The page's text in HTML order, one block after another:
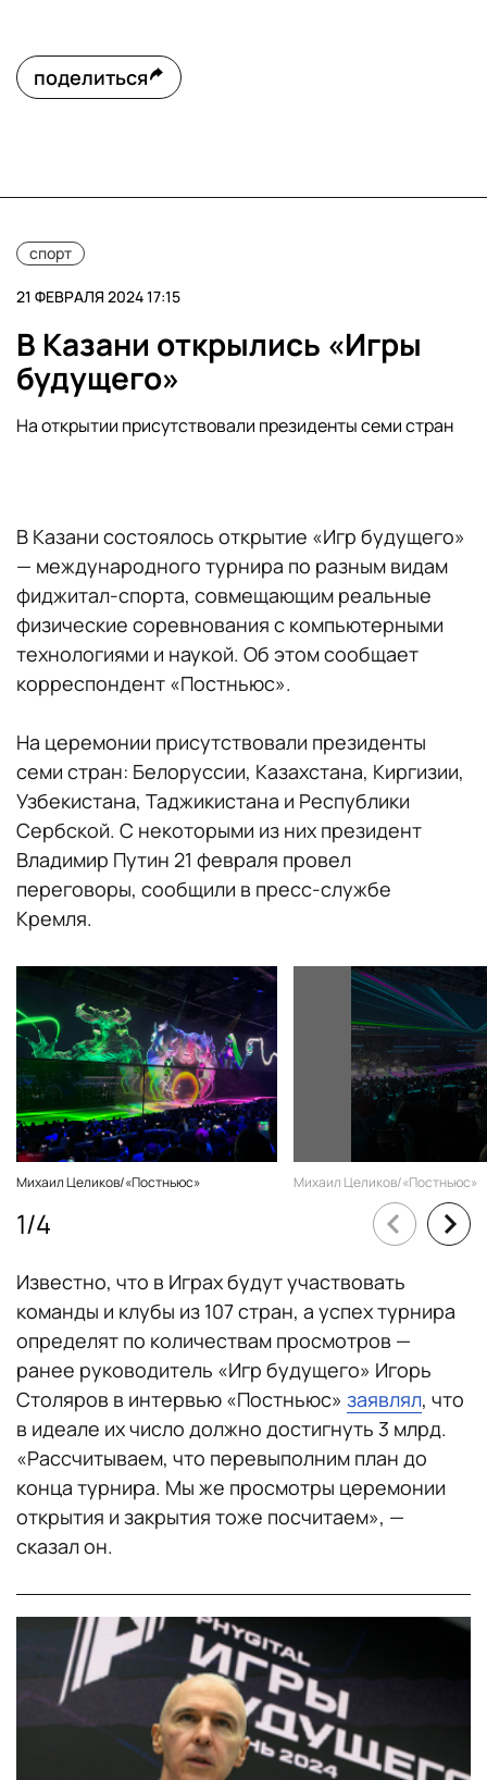
поделиться
спорт
21 ФЕВРАЛЯ 2024 17:15
В Казани открылись «Игры
будущего»
На открытии присутствовали президенты семи стран
В Казани состоялось открытие «Игр будущего»
— международного турнира по разным видам
фиджитал-спорта, совмещающим реальные
физические соревнования с компьютерными
технологиями и наукой. Об этом сообщает
корреспондент «Постньюс».
На церемонии присутствовали президенты
семи стран: Белоруссии, Казахстана, Киргизии,
Узбекистана, Таджикистана и Республики
Сербской. С некоторыми из них президент
Владимир Путин 21 февраля провел
переговоры, сообщили в пресс-службе
Кремля.
Михаил Целиков/«Постньюс» Михаил Целиков/«Постньюс»
1/4
Известно, что в Играх будут участвовать
команды и клубы из 107 стран, а успех турнира
определят по количествам просмотров —
ранее руководитель «Игр будущего» Игорь
Столяров в интервью «Постньюс» заявлял, что
в идеале их число должно достигнуть 3 млрд.
«Рассчитываем, что перевыполним план до
конца турнира. Мы же просмотры церемонии
открытия и закрытия тоже посчитаем», —
сказал он.